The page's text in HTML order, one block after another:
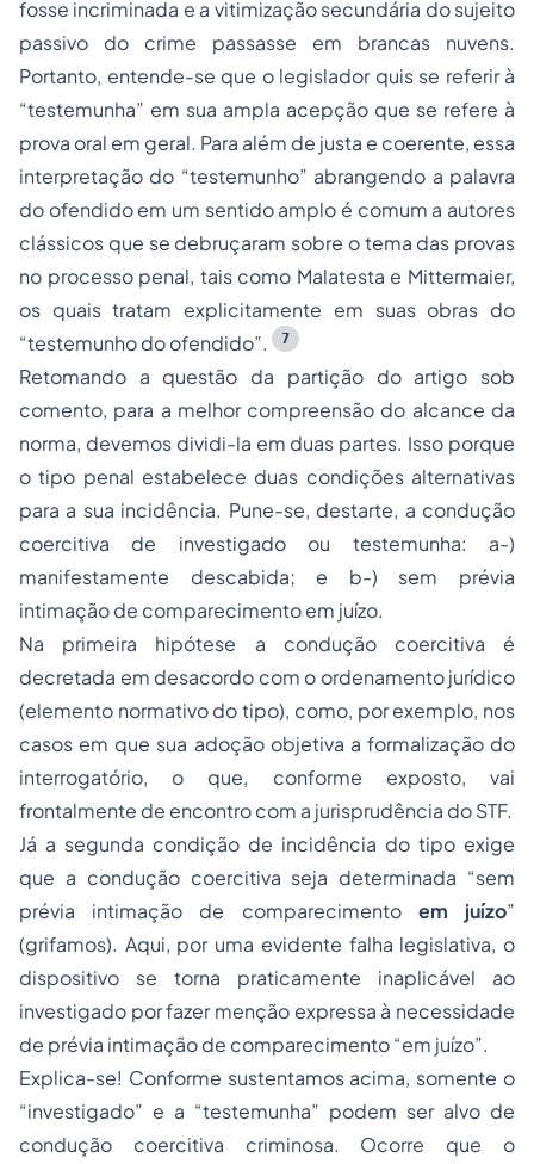
fosse incriminada e a vitimização secundária do sujeito
passivo do crime passasse em brancas nuvens.
Portanto, entende-se que o legislador quis se referir à
“testemunha” em sua ampla acepção que se refere à
prova oral em geral. Para além de justa e coerente, essa
interpretação do “testemunho” abrangendo a palavra
do ofendido em um sentido amplo é comum a autores
clássicos que se debruçaram sobre o tema das provas
no processo penal, tais como Malatesta e Mittermaier,
os quais tratam explicitamente em suas obras do
“testemunho do ofendido”.
7
Retomando a questão da partição do artigo sob
comento, para a melhor compreensão do alcance da
norma, devemos dividi-la em duas partes. Isso porque
o tipo penal estabelece duas condições alternativas
para a sua incidência. Pune-se, destarte, a condução
coercitiva de investigado ou testemunha: a-)
manifestamente descabida; e b-) sem prévia
intimação de comparecimento em juízo.
Na primeira hipótese a condução coercitiva é
decretada em desacordo com o ordenamento jurídico
(elemento normativo do tipo), como, por exemplo, nos
casos em que sua adoção objetiva a formalização do
interrogatório, o que, conforme exposto, vai
frontalmente de encontro com a jurisprudência do STF.
Já a segunda condição de incidência do tipo exige
que a condução coercitiva seja determinada “sem
prévia intimação de comparecimento em juízo”
(grifamos). Aqui, por uma evidente falha legislativa, o
dispositivo se torna praticamente inaplicável ao
investigado por fazer menção expressa à necessidade
de prévia intimação de comparecimento “em juízo”.
Explica-se! Conforme sustentamos acima, somente o
“investigado” e a “testemunha” podem ser alvo de
condução coercitiva criminosa. Ocorre que o